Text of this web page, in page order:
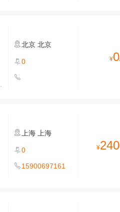
北京 北京
0 ¥0
上海 上海
0
15900697161
¥